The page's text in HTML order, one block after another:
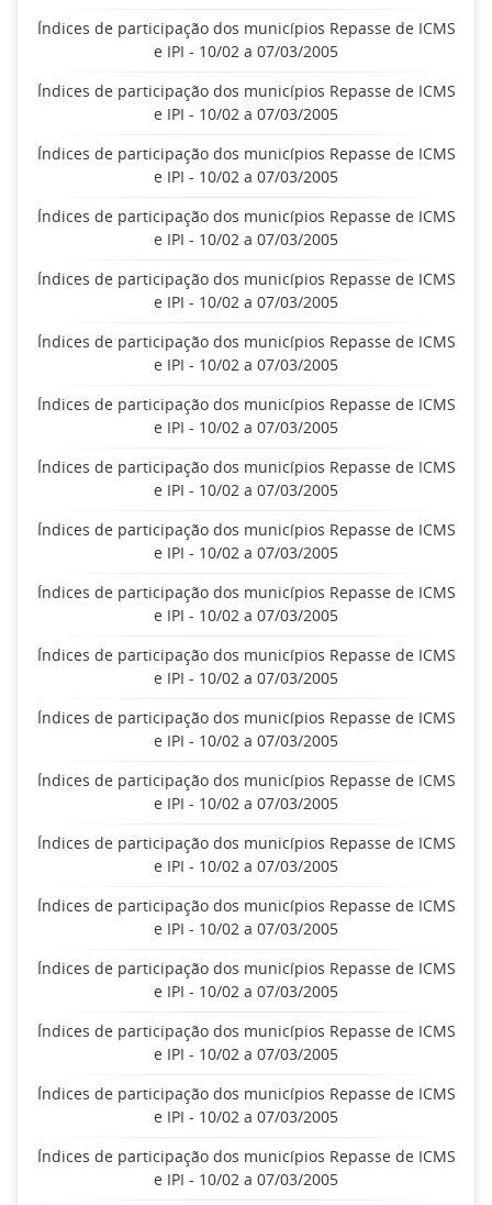
Índices de participação dos municípios Repasse de ICMS
e IPI - 10/02 a 07/03/2005
Índices de participação dos municípios Repasse de ICMS
e IPI - 10/02 a 07/03/2005
Índices de participação dos municípios Repasse de ICMS
e IPI - 10/02 a 07/03/2005
Índices de participação dos municípios Repasse de ICMS
e IPI - 10/02 a 07/03/2005
Índices de participação dos municípios Repasse de ICMS
e IPI - 10/02 a 07/03/2005
Índices de participação dos municípios Repasse de ICMS
e IPI - 10/02 a 07/03/2005
Índices de participação dos municípios Repasse de ICMS
e IPI - 10/02 a 07/03/2005
Índices de participação dos municípios Repasse de ICMS
e IPI - 10/02 a 07/03/2005
Índices de participação dos municípios Repasse de ICMS
e IPI - 10/02 a 07/03/2005
Índices de participação dos municípios Repasse de ICMS
e IPI - 10/02 a 07/03/2005
Índices de participação dos municípios Repasse de ICMS
e IPI - 10/02 a 07/03/2005
Índices de participação dos municípios Repasse de ICMS
e IPI - 10/02 a 07/03/2005
Índices de participação dos municípios Repasse de ICMS
e IPI - 10/02 a 07/03/2005
Índices de participação dos municípios Repasse de ICMS
e IPI - 10/02 a 07/03/2005
Índices de participação dos municípios Repasse de ICMS
e IPI - 10/02 a 07/03/2005
Índices de participação dos municípios Repasse de ICMS
e IPI - 10/02 a 07/03/2005
Índices de participação dos municípios Repasse de ICMS
e IPI - 10/02 a 07/03/2005
Índices de participação dos municípios Repasse de ICMS
e IPI - 10/02 a 07/03/2005
Índices de participação dos municípios Repasse de ICMS
e IPI - 10/02 a 07/03/2005